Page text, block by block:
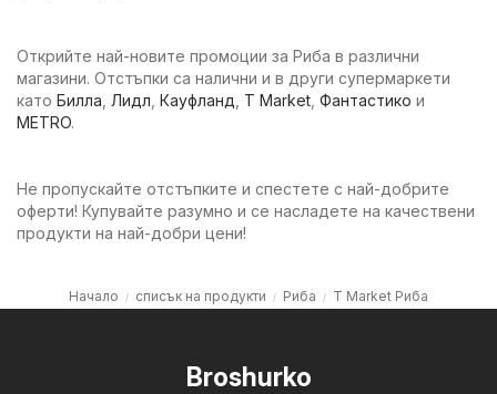
Открийте най-новите промоции за Риба в различни
магазини. Отстъпки са налични и в други супермаркети
като Билла Лидл Кауфланд T Market Фантастико и
METRO.
Не пропускайте отстъпките и спестете с най-добрите
оферти! Купувайте разумно и се насладете на качествени
продукти на най-добри цени!
Начало списък на продукти Риба T Market Риба
Broshurko